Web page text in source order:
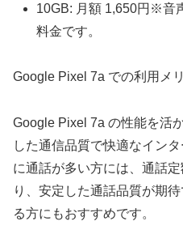
10GB: 月額 1,650円※音
料金です。
Google Pixel 7a での利用メ
Google Pixel 7a の性能を活
した通信品質で快適なイン
に通話が多い方には、通話
り、安定した通話品質が期
る方にもおすすめです。